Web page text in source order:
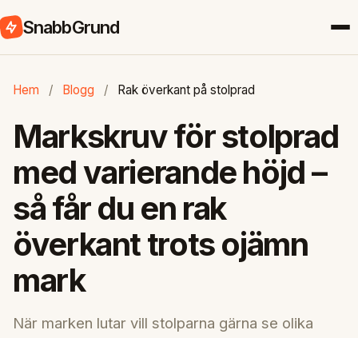
SnabbGrund
Hem / Blogg / Rak överkant på stolprad
Markskruv för stolprad
med varierande höjd –
så får du en rak
överkant trots ojämn
mark
När marken lutar vill stolparna gärna se olika